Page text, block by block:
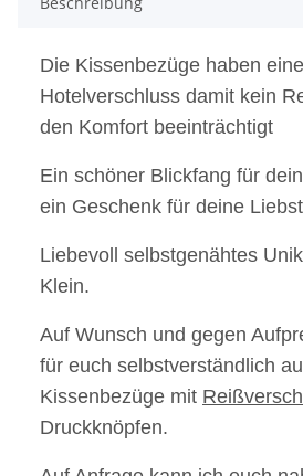
Die Kissenbezüge haben
Hotelverschluss damit kein
den Komfort beeinträchtigt
Ein schöner Blickfang für
ein Geschenk für deine
Liebevoll selbstgenähtes
Klein.
Auf Wunsch und gegen
für euch selbstverständlich
Kissenbezüge mit
Druckknöpfen.